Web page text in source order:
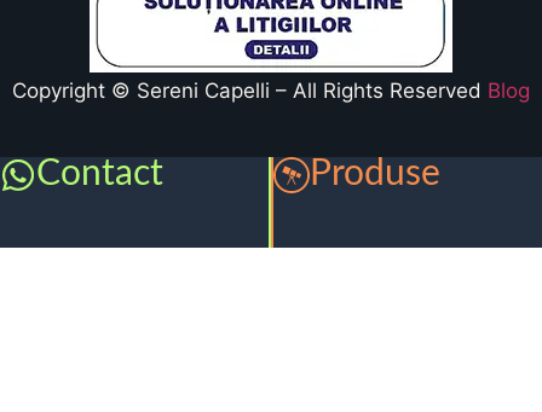
Copyright © Sereni Capelli – All Rights Reserved Blog
Contact Produse